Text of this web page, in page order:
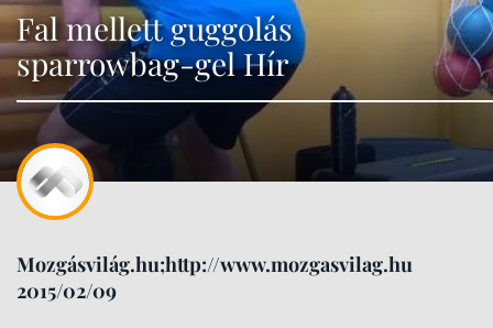
Fal mellett guggolás
sparrowbag-gel Hír
Mozgásvilág.hu;http://www.mozgasvilag.hu
2015/02/09